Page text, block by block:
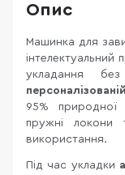
Опис
Машинка для
інтелектуальний
укладання
95% природної
пружні локони
використання.
Під час укладки